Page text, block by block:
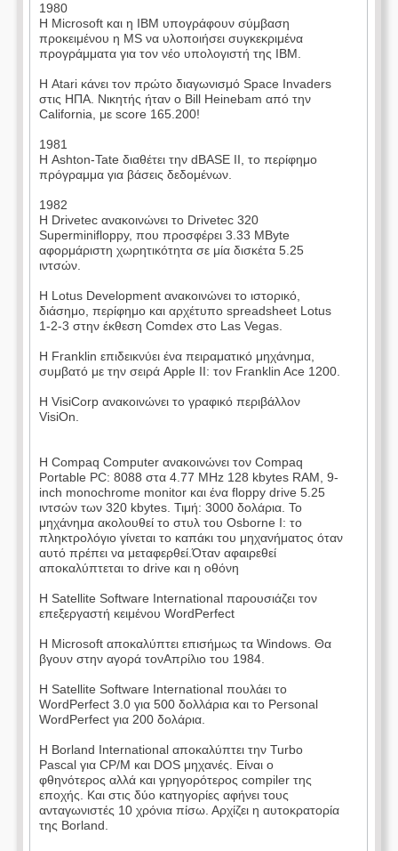
1980
Η Microsoft και η IBM υπογράφουν σύμβαση
προκειμένου η MS να υλοποιήσει συγκεκριμένα
προγράμματα για τον νέο υπολογιστή της IBM.
Η Atari κάνει τον πρώτο διαγωνισμό Space Invaders
στις ΗΠΑ. Νικητής ήταν ο Bill Heinebam από την
California, με score 165.200!
1981
Η Ashton-Tate διαθέτει την dBASE II, το περίφημο
πρόγραμμα για βάσεις δεδομένων.
1982
Η Drivetec ανακοινώνει το Drivetec 320
Superminifloppy, που προσφέρει 3.33 MByte
αφορμάριστη χωρητικότητα σε μία δισκέτα 5.25
ιντσών.
Η Lotus Development ανακοινώνει το ιστορικό,
διάσημο, περίφημο και αρχέτυπο spreadsheet Lotus
1-2-3 στην έκθεση Comdex στο Las Vegas.
Η Franklin επιδεικνύει ένα πειραματικό μηχάνημα,
συμβατό με την σειρά Apple II: τον Franklin Ace 1200.
Η VisiCorp ανακοινώνει το γραφικό περιβάλλον
VisiOn.
Η Compaq Computer ανακοινώνει τον Compaq
Portable PC: 8088 στα 4.77 MHz 128 kbytes RAM, 9-
inch monochrome monitor και ένα floppy drive 5.25
ιντσών των 320 kbytes. Τιμή: 3000 δολάρια. Το
μηχάνημα ακολουθεί το στυλ του Osborne I: το
πληκτρολόγιο γίνεται το καπάκι του μηχανήματος όταν
αυτό πρέπει να μεταφερθεί.Όταν αφαιρεθεί
αποκαλύπτεται το drive και η οθόνη
Η Satellite Software International παρουσιάζει τον
επεξεργαστή κειμένου WordPerfect
Η Microsoft αποκαλύπτει επισήμως τα Windows. Θα
βγουν στην αγορά τονΑπρίλιο του 1984.
Η Satellite Software International πουλάει το
WordPerfect 3.0 για 500 δολλάρια και το Personal
WordPerfect για 200 δολάρια.
Η Borland International αποκαλύπτει την Turbo
Pascal για CP/M και DOS μηχανές. Είναι ο
φθηνότερος αλλά και γρηγορότερος compiler της
εποχής. Και στις δύο κατηγορίες αφήνει τους
ανταγωνιστές 10 χρόνια πίσω. Αρχίζει η αυτοκρατορία
της Borland.